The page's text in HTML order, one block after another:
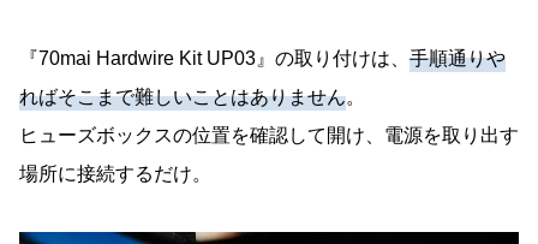
『70mai Hardwire Kit UP03』の取り付けは、 手順通りや
ればそこまで難しいことはありません。
ヒューズボックスの位置を確認して開け、電源を取り出す
場所に接続するだけ。